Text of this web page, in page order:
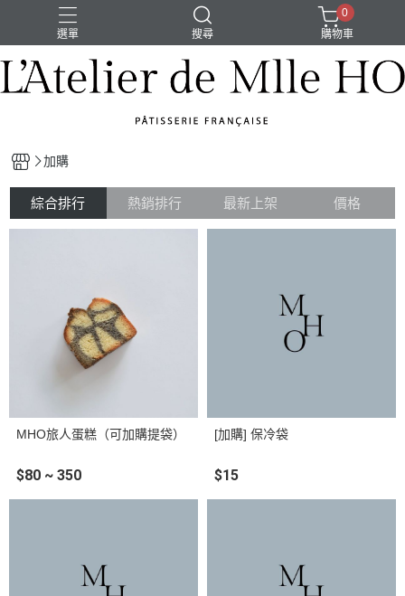
選單 搜尋
0
購物車
加購
綜合排行 熱銷排行 最新上架 價格
MHO旅人蛋糕（可加購提袋）
$80 ~ 350
[加購] 保冷袋
$15